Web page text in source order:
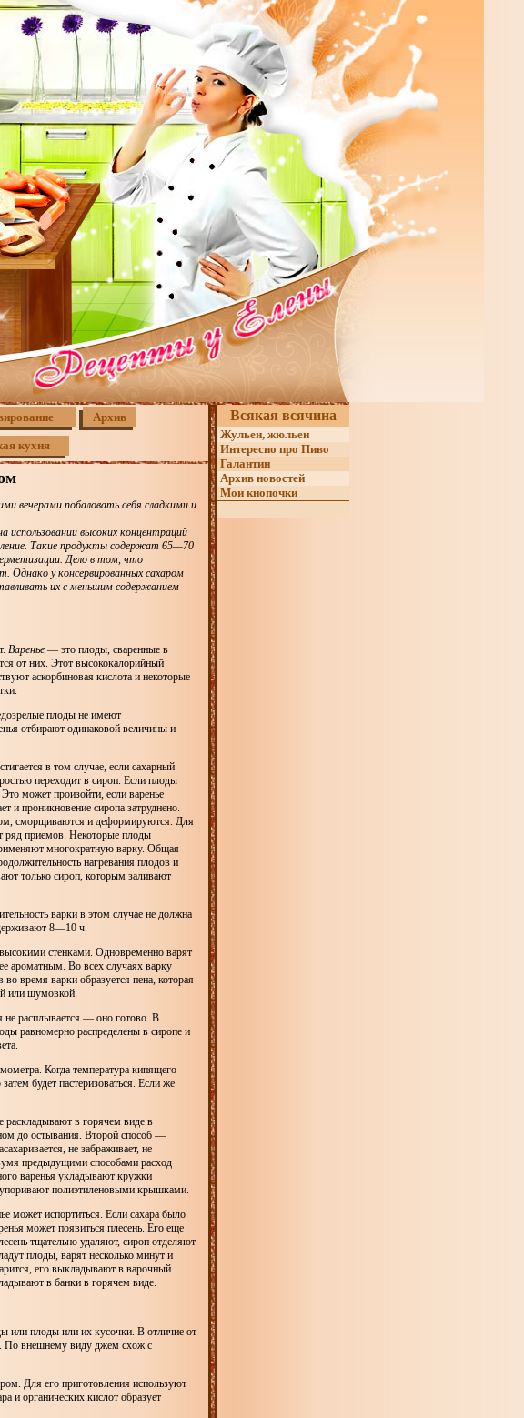
Архив
кухня
вечерами побаловать себя сладкими и
высоких концентраций
Такие продукты содержат 65—70
Дело в том, что
Однако у консервированных сахаром
их с меньшим содержанием
Варенье — это плоды, сваренные в
от них. Этот высококалорийный
аскорбиновая кислота и некоторые
плоды не имеют
отбирают одинаковой величины и
в том случае, если сахарный
переходит в сироп. Если плоды
может произойти, если варенье
и проникновение сиропа затруднено.
сморщиваются и деформируются. Для
ряд приемов. Некоторые плоды
многократную варку. Общая
нагревания плодов и
только сироп, которым заливают
варки в этом случае не должна
8—10 ч.
стенками. Одновременно варят
ароматным. Во всех случаях варку
время варки образуется пена, которая
или шумовкой.
не расплывается — оно готово. В
равномерно распределены в сиропе и
Когда температура кипящего
будет пастеризоваться. Если же
раскладывают в горячем виде в
до остывания. Второй способ —
не забраживает, не
предыдущими способами расход
варенья укладывают кружки
полиэтиленовыми крышками.
может испортиться. Если сахара было
может появиться плесень. Его еще
тщательно удаляют, сироп отделяют
плоды, варят несколько минут и
его выкладывают в варочный
в банки в горячем виде.
или плоды или их кусочки. В отличие от
По внешнему виду джем схож с
Для его приготовления используют
и органических кислот образует
Всякая всячина
Жульен, жюльен
Интересно про Пиво
Галантин
Архив новостей
Мои кнопочки